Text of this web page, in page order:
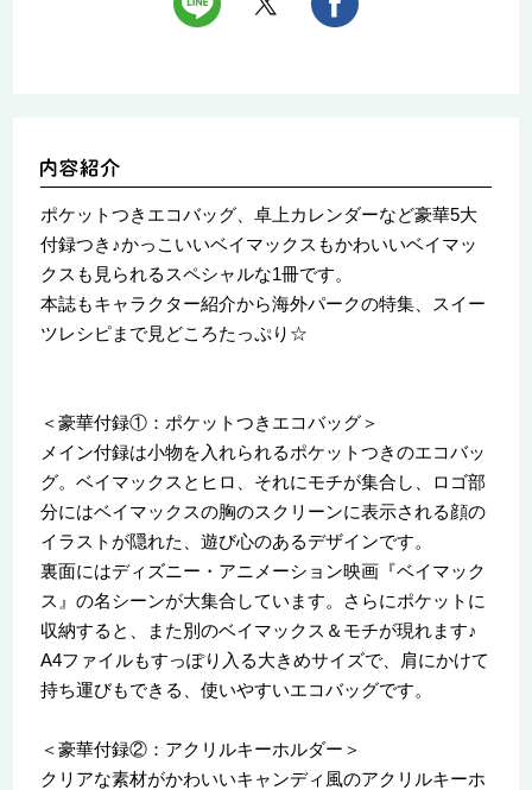
ポケットつきエコバッグ、卓上カレンダーなど豪華5大
付録つき♪かっこいいベイマックスもかわいいベイマッ
クスも見られるスペシャルな1冊です。
本誌もキャラクター紹介から海外パークの特集、スイー
ツレシピまで見どころたっぷり☆
＜豪華付録①：ポケットつきエコバッグ＞
メイン付録は小物を入れられるポケットつきのエコバッ
グ。ベイマックスとヒロ、それにモチが集合し、ロゴ部
分にはベイマックスの胸のスクリーンに表示される顔の
イラストが隠れた、遊び心のあるデザインです。
裏面にはディズニー・アニメーション映画『ベイマック
ス』の名シーンが大集合しています。さらにポケットに
収納すると、また別のベイマックス＆モチが現れます♪
A4ファイルもすっぽり入る大きめサイズで、肩にかけて
持ち運びもできる、使いやすいエコバッグです。
＜豪華付録②：アクリルキーホルダー＞
クリアな素材がかわいいキャンディ風のアクリルキーホ